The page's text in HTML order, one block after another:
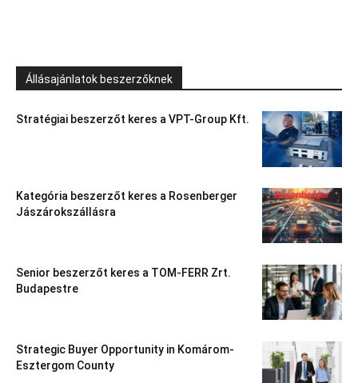
Állásajánlatok beszerzőknek
Stratégiai beszerzőt keres a VPT-Group Kft.
Kategória beszerzőt keres a Rosenberger
Jászárokszállásra
Senior beszerzőt keres a TOM-FERR Zrt.
Budapestre
Strategic Buyer Opportunity in Komárom-
Esztergom County